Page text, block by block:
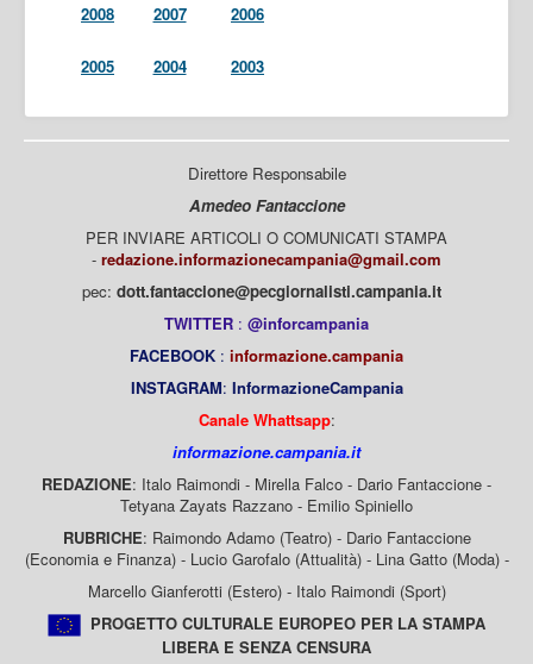
2008 2007 2006
2005 2004 2003
Direttore Responsabile
Amedeo Fantaccione
PER INVIARE ARTICOLI O COMUNICATI STAMPA
- redazione.informazionecampania@gmail.com
pec: dott.fantaccione@pecgiornalisti.campania.it
TWITTER : @inforcampania
FACEBOOK : informazione.campania
INSTAGRAM: InformazioneCampania
Canale Whattsapp:
informazione.campania.it
REDAZIONE: Italo Raimondi - Mirella Falco - Dario Fantaccione -
Tetyana Zayats Razzano - Emilio Spiniello
RUBRICHE: Raimondo Adamo (Teatro) - Dario Fantaccione
(Economia e Finanza) - Lucio Garofalo (Attualità) - Lina Gatto (Moda) -
Marcello Gianferotti (Estero) - Italo Raimondi (Sport)
PROGETTO CULTURALE EUROPEO PER LA STAMPA
LIBERA E SENZA CENSURA